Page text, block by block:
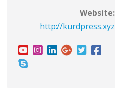
Website:
http://kurdpress.xyz